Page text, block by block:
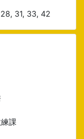
31, 33, 42
課